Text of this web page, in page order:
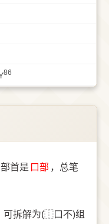
86
首是 ⼝部 ，总笔
可拆解为(⿰口不)组